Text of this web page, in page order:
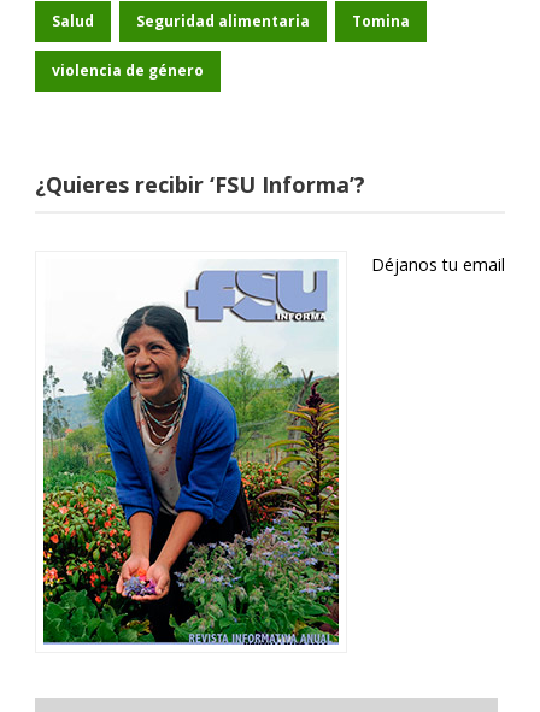
Salud Seguridad alimentaria Tomina
violencia de género
¿Quieres recibir ‘FSU Informa’?
Déjanos tu email